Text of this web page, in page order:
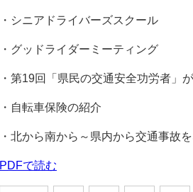
・シニアドライバーズスクール
・グッドライダーミーティング
・第19回「県民の交通安全功労者」
・自転車保険の紹介
・北から南から～県内から交通事故
PDFで読む